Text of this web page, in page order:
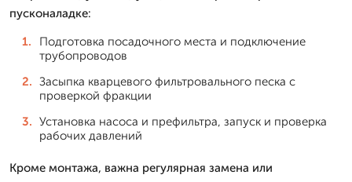
пусконаладке:
Подготовка посадочного места и подключение
трубопроводов
Засыпка кварцевого фильтровального песка с
проверкой фракции
Установка насоса и префильтра, запуск и проверка
рабочих давлений
Кроме монтажа, важна регулярная замена или